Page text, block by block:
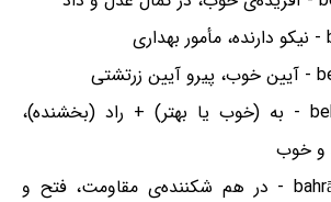
بِهراد - فارسی - behrād - به (خوب یا بهتر) + راد (بخشنده)،
و خوب
بَهرام - اوستایی - bahrām - در هم شکننده‌ی مقاومت، فتح و